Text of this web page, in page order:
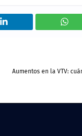
Aumentos en la VTV: